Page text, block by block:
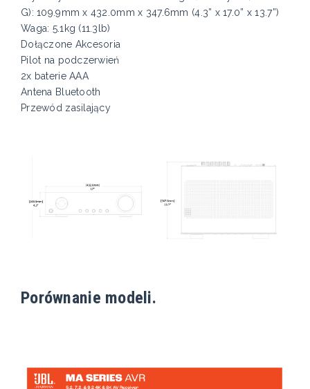
G): 109.9mm x 432.0mm x 347.6mm (4.3” x 17.0” x 13.7”)
Waga: 5.1kg (11.3lb)
Dołączone Akcesoria
Pilot na podczerwień
2x baterie AAA
Antena Bluetooth
Przewód zasilający
Porównanie modeli.